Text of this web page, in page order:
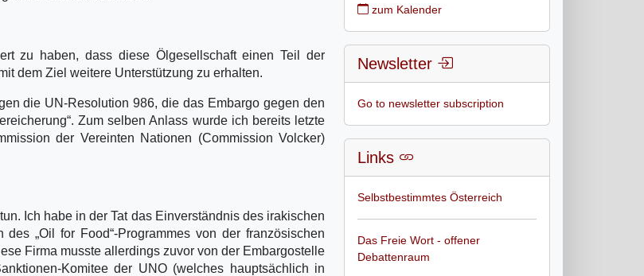
zu haben, dass diese Ölgesellschaft einen Teil der
dem Ziel weitere Unterstützung zu erhalten.
die UN-Resolution 986, die das Embargo gegen den
Zum selben Anlass wurde ich bereits letzte
der Vereinten Nationen (Commission Volcker)
Ich habe in der Tat das Einverständnis des irakischen
„Oil for Food“-Programmes von der französischen
Firma musste allerdings zuvor von der Embargostelle
Komitee der UNO (welches hauptsächlich in
zum Kalender
Newsletter
Go to newsletter subscription
Links
Selbstbestimmtes Österreich
Das Freie Wort - offener
Debattenraum